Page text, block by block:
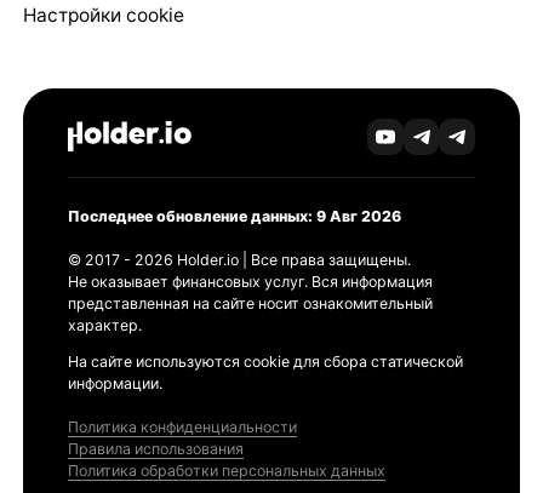
Настройки cookie
Последнее обновление данных: 9 Авг 2026
© 2017 - 2026 Holder.io | Все права защищены.
Не оказывает финансовых услуг. Вся информация
представленная на сайте носит ознакомительный
характер.
На сайте используются cookie для сбора статической
информации.
Политика конфиденциальности
Правила использования
Политика обработки персональных данных